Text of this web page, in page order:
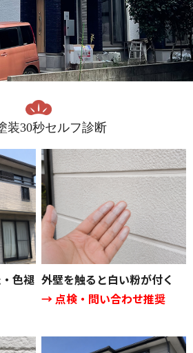
装30秒セルフ診断
色褪 外壁を触ると白い粉が付く
→ 点検・問い合わせ推奨